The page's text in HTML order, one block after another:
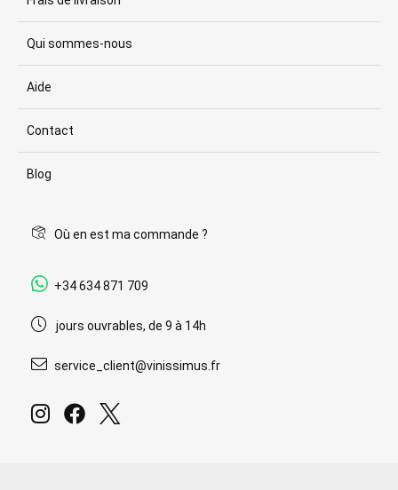
Qui sommes-nous
Aide
Contact
Blog
Où en est ma commande ?
+34 634 871 709
jours ouvrables, de 9 à 14h
service_client@vinissimus.fr